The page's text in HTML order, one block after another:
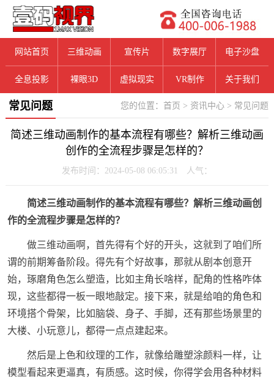
网站首页 三维动画 宣传片 数字展厅 电子沙盘
全息投影 裸眼3D 虚拟现实 VR制作 关于我们
您的位置： 首页 > 资讯中心 > 常见问题
常见问题
简述三维动画制作的基本流程有哪些？解析三维动画
创作的全流程步骤是怎样的？
发布时间：2024-05-08 06:05:31 人气：
简述三维动画制作的基本流程有哪些？解析三维动画创
作的全流程步骤是怎样的？
做三维动画啊，首先得有个好的开头，这就到了咱们所
谓的前期筹备阶段。得先有个好故事，那就从剧本创意开
始，琢磨角色怎么塑造，比如主角长啥样，配角的性格咋体
现，这些都得一板一眼地敲定。接下来，就是给咱的角色和
环境搭个骨架，比如脑袋、身子、手脚，还有那些场景里的
大楼、小玩意儿，都得一点点建起来。
然后是上色和纹理的工作，就像给雕塑涂颜料一样，让
模型看起来更逼真，有质感。这时候，你得学会用各种材料